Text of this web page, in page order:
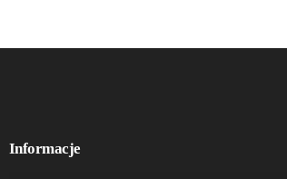
Informacje